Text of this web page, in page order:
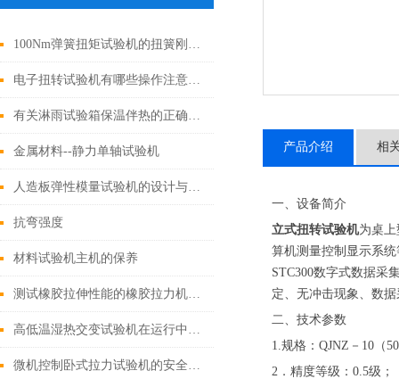
100Nm弹簧扭矩试验机的扭簧刚度测定方法
电子扭转试验机有哪些操作注意事项？
有关淋雨试验箱保温伴热的正确做法
金属材料--静力单轴试验机
人造板弹性模量试验机的设计与性能优化
抗弯强度
材料试验机主机的保养
测试橡胶拉伸性能的橡胶拉力机需具备的四大条件
高低温湿热交变试验机在运行中出现的一些小故障
微机控制卧式拉力试验机的安全操作规程
产品介绍 相
一、设备简介
立式扭转试验机为桌
算机测量控制显示系
STC300数字式数据采
定、无冲击现象、数
二、技术参数
1.规格： QJNZ － 10 （50
2 ． 精度等级： 0.5级 ；